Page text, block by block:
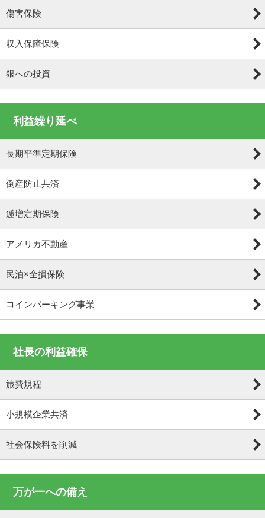
傷害保険
収入保障保険
銀への投資
利益繰り延べ
長期平準定期保険
倒産防止共済
逓増定期保険
アメリカ不動産
民泊×全損保険
コインパーキング事業
社長の利益確保
旅費規程
小規模企業共済
社会保険料を削減
万が一への備え